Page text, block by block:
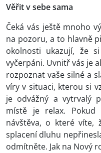
Věřit v sebe sama
Čeká vás ještě mnoho
na pozoru, a to hlavně
okolnosti ukazují, že
vyčerpáni. Uvnitř vás je
rozpoznat vaše silné a
víry v situaci, kterou si
je odvážný a vytrvalý
místě je relax.
návštěva, o které víte,
splacení dluhu
odmítněte. Jak na Nový